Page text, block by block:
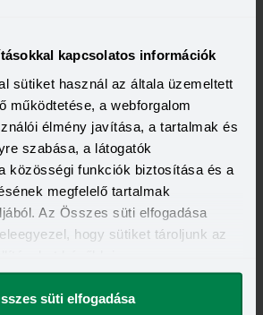
kapcsolatos információk
sütiket használ az általa üzemeltett
működtetése, a webforgalom
élmény javítása, a tartalmak és
szabása, a látogatók
közösségi funkciók biztosítása és a
megfelelő tartalmak
Az Összes süti elfogadása
hogy sütiket tároljunk az
süti elfogadása
cikkek